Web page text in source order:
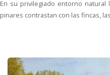
En su privilegiado entorno
pinares contrastan con las fincas,